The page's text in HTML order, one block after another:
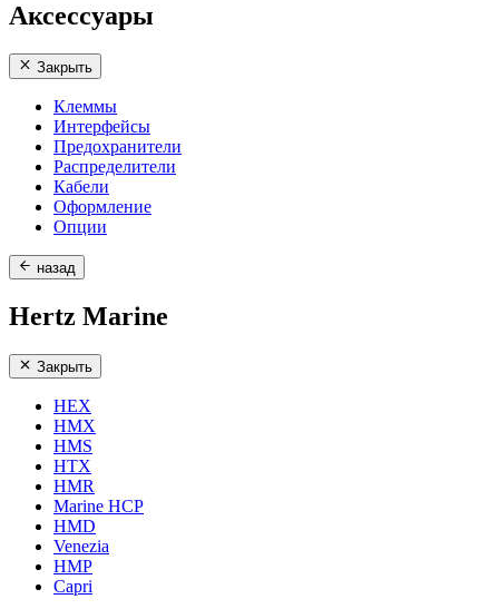
Аксессуары
Закрыть
Клеммы
Интерфейсы
Предохранители
Распределители
Кабели
Оформление
Опции
назад
Hertz Marine
Закрыть
HEX
HMX
HMS
HTX
HMR
Marine HCP
HMD
Venezia
HMP
Capri